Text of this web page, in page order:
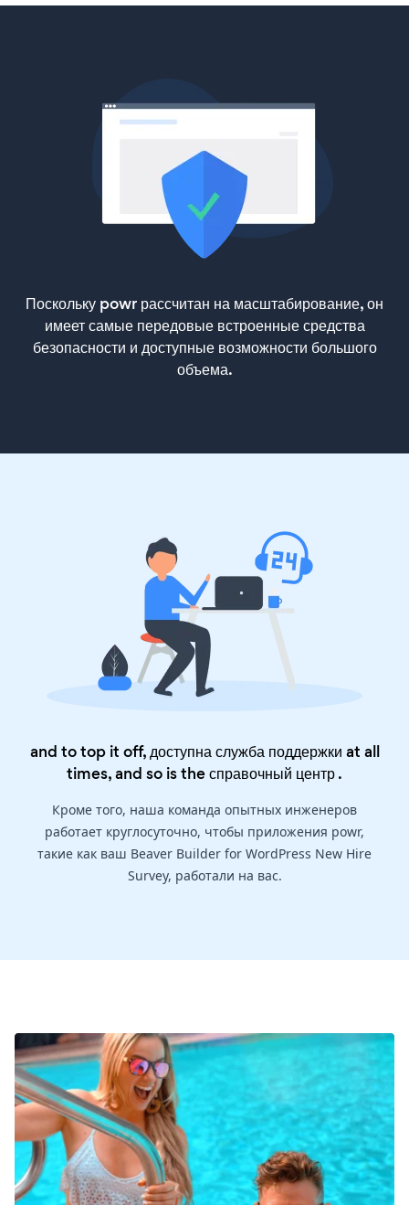
Поскольку powr рассчитан на масштабирование, он
имеет самые передовые встроенные средства
безопасности и доступные возможности большого
объема.
and to top it off, доступна служба поддержки at all
times, and so is theсправочный центр.
Кроме того, наша команда опытных инженеров
работает круглосуточно, чтобы приложения powr,
такие как ваш Beaver Builder for WordPress New Hire
Survey, работали на вас.